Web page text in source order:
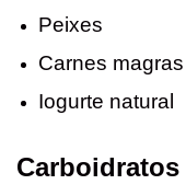
Peixes
Carnes magras
Iogurte natural